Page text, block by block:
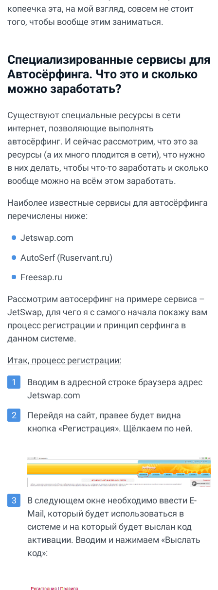
копеечка эта, на мой взгляд, совсем не стоит
того, чтобы вообще этим заниматься.
Специализированные сервисы для
Автосёрфинга. Что это и сколько
можно заработать?
Существуют специальные ресурсы в сети
интернет, позволяющие выполнять
автосёрфинг. И сейчас рассмотрим, что это за
ресурсы (а их много плодится в сети), что нужно
в них делать, чтобы что-то заработать и сколько
вообще можно на всём этом заработать.
Наиболее известные сервисы для автосёрфинга
перечислены ниже:
Jetswap.com
AutoSerf (Ruservant.ru)
Freesap.ru
Рассмотрим автосерфинг на примере сервиса –
JetSwap, для чего я с самого начала покажу вам
процесс регистрации и принцип серфинга в
данном системе.
Итак, процесс регистрации:
Вводим в адресной строке браузера адрес
Jetswap.com
Перейдя на сайт, правее будет видна
кнопка «Регистрация». Щёлкаем по ней.
В следующем окне необходимо ввести E-
Mail, который будет использоваться в
системе и на который будет выслан код
активации. Вводим и нажимаем «Выслать
код»: